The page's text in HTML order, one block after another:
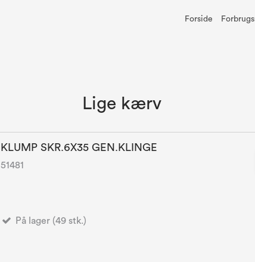
Forside
Lige kærv
KLUMP SKR.6X35 GEN.KLINGE
51481
På lager (49 stk.)